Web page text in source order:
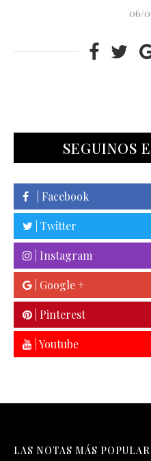
06/
SEGUINOS
| Facebook
| Twitter
| Instagram
| Google +
| Pinterest
| Youtube
LAS NOTAS MÁS